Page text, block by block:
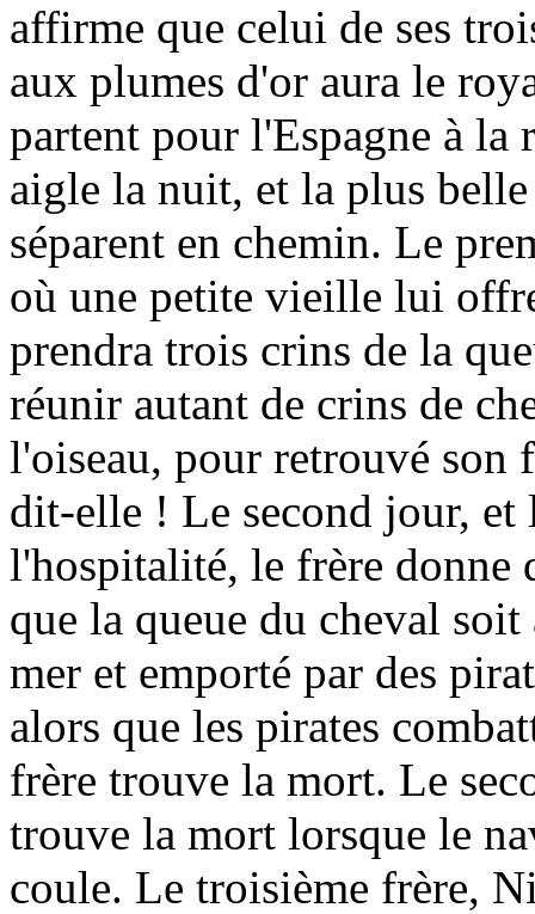
affirme que celui de ses
aux plumes d'or aura le
partent pour l'Espagne à la
aigle la nuit, et la plus
séparent en chemin. Le
où une petite vieille lui
prendra trois crins de la
réunir autant de crins de
l'oiseau, pour retrouvé son
dit-elle ! Le second jour, et
l'hospitalité, le frère donne
que la queue du cheval
mer et emporté par des
alors que les pirates
frère trouve la mort. Le
trouve la mort lorsque le
coule. Le troisième frère,